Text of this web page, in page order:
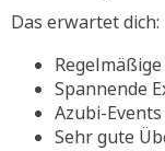
Das erwartet dich:
Spannende
Azubi-
Sehr gute